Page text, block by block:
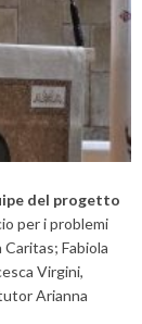
del progetto
per i problemi
Fabiola
Virgini,
Arianna